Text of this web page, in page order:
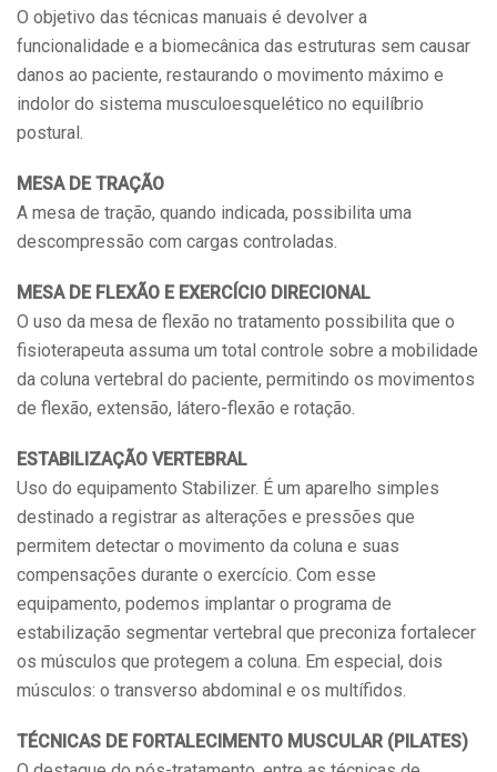
O objetivo das técnicas manuais é devolver a
funcionalidade e a biomecânica das estruturas sem causar
danos ao paciente, restaurando o movimento máximo e
indolor do sistema musculoesquelético no equilíbrio
postural.
MESA DE TRAÇÃO
A mesa de tração, quando indicada, possibilita uma
descompressão com cargas controladas.
MESA DE FLEXÃO E EXERCÍCIO DIRECIONAL
O uso da mesa de flexão no tratamento possibilita que o
fisioterapeuta assuma um total controle sobre a mobilidade
da coluna vertebral do paciente, permitindo os movimentos
de flexão, extensão, látero-flexão e rotação.
ESTABILIZAÇÃO VERTEBRAL
Uso do equipamento Stabilizer. É um aparelho simples
destinado a registrar as alterações e pressões que
permitem detectar o movimento da coluna e suas
compensações durante o exercício. Com esse
equipamento, podemos implantar o programa de
estabilização segmentar vertebral que preconiza fortalecer
os músculos que protegem a coluna. Em especial, dois
músculos: o transverso abdominal e os multífidos.
TÉCNICAS DE FORTALECIMENTO MUSCULAR (PILATES)